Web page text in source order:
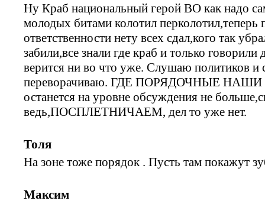
Ну Краб национальный герой ВО как надо
молодых битами колотил перколотил,теперь
ответственности нету всех сдал,кого так
забили,все знали где краб и только
верится ни во что уже. Слушаю политиков и
переворачиваю. ГДЕ ПОРЯДОЧНЫЕ НАШИ
останется на уровне обсуждения не
ведь,ПОСПЛЕТНИЧАЕМ, дел то уже нет.
Толя
На зоне тоже порядок . Пусть там покажут
Максим